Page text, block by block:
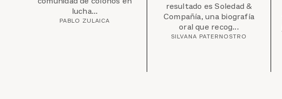
lucha...
PABLO ZULAICA
resultado es Soledad &
Compañía, una biografía
oral que recog...
SILVANA PATERNOSTRO